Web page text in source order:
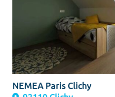
NEMEA Paris Clichy